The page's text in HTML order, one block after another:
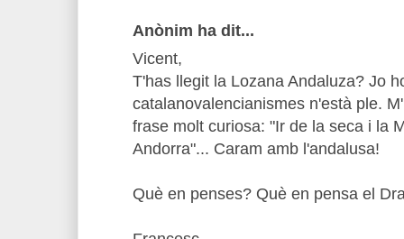
Anònim ha dit...
Vicent,
T'has llegit la Lozana Andaluza? Jo
catalanovalencianismes n'està ple.
frase molt curiosa: "Ir de la seca i la
Andorra"... Caram amb l'andalusa!
Què en penses? Què en pensa el